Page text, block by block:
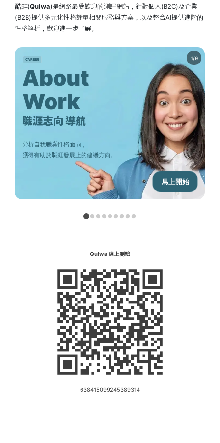
酷蛙(Quiwa)是網路最受歡迎的測評網站，針對個人(B2C)及企業
(B2B)提供多元化性格評量相關服務與方案，以及整合AI提供進階的
性格解析，歡迎進一步了解。
CAREER
About
Work
職涯志向 導航
分析自我職業性格面向，
獲得有助於職涯發展上的建議方向。
馬上開始
Quiwa 線上測驗
638415099245389314